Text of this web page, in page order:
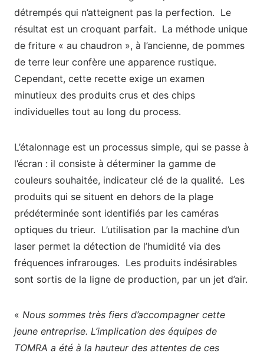
détrempés qui n’atteignent pas la perfection. Le
résultat est un croquant parfait. La méthode unique
de friture « au chaudron », à l’ancienne, de pommes
de terre leur confère une apparence rustique.
Cependant, cette recette exige un examen
minutieux des produits crus et des chips
individuelles tout au long du process.
L’étalonnage est un processus simple, qui se passe à
l’écran : il consiste à déterminer la gamme de
couleurs souhaitée, indicateur clé de la qualité. Les
produits qui se situent en dehors de la plage
prédéterminée sont identifiés par les caméras
optiques du trieur. L’utilisation par la machine d’un
laser permet la détection de l’humidité via des
fréquences infrarouges. Les produits indésirables
sont sortis de la ligne de production, par un jet d’air.
« Nous sommes très fiers d’accompagner cette
jeune entreprise. L’implication des équipes de
TOMRA a été à la hauteur des attentes de ces